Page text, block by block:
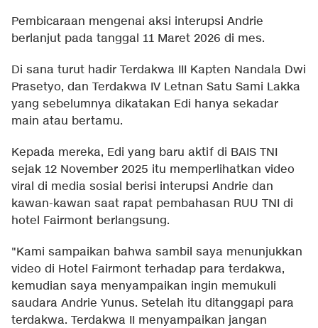
Pembicaraan mengenai aksi interupsi Andrie
berlanjut pada tanggal 11 Maret 2026 di mes.
Di sana turut hadir Terdakwa III Kapten Nandala Dwi
Prasetyo, dan Terdakwa IV Letnan Satu Sami Lakka
yang sebelumnya dikatakan Edi hanya sekadar
main atau bertamu.
Kepada mereka, Edi yang baru aktif di BAIS TNI
sejak 12 November 2025 itu memperlihatkan video
viral di media sosial berisi interupsi Andrie dan
kawan-kawan saat rapat pembahasan RUU TNI di
hotel Fairmont berlangsung.
"Kami sampaikan bahwa sambil saya menunjukkan
video di Hotel Fairmont terhadap para terdakwa,
kemudian saya menyampaikan ingin memukuli
saudara Andrie Yunus. Setelah itu ditanggapi para
terdakwa. Terdakwa II menyampaikan jangan